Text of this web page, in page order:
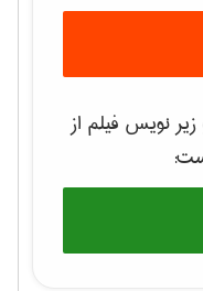
نویس فیلم از